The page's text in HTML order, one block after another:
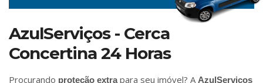
AzulServiços - Cerca
Concertina 24 Horas
Procurando proteção extrapara seu imóvel? A AzulServiços